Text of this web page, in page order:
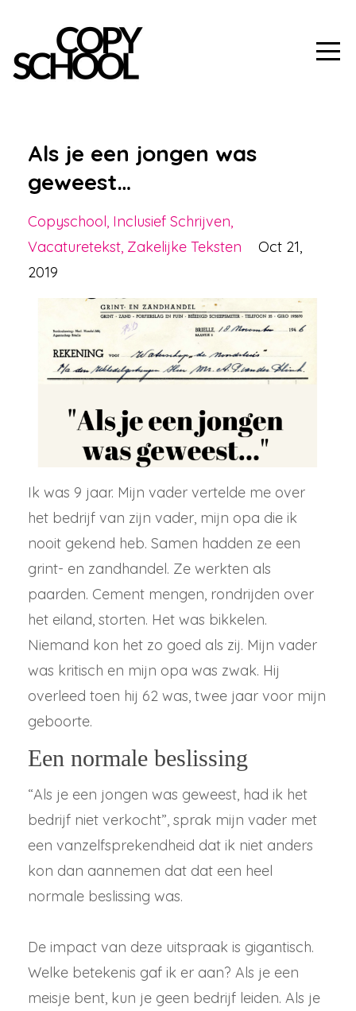
Als je een jongen was
geweest…
Copyschool Inclusief Schrijven
Vacaturetekst Zakelijke Teksten
Oct 21,
2019
Ik was 9 jaar. Mijn vader vertelde me over
het bedrijf van zijn vader, mijn opa die ik
nooit gekend heb. Samen hadden ze een
grint- en zandhandel. Ze werkten als
paarden. Cement mengen, rondrijden over
het eiland, storten. Het was bikkelen.
Niemand kon het zo goed als zij. Mijn vader
was kritisch en mijn opa was zwak. Hij
overleed toen hij 62 was, twee jaar voor mijn
geboorte.
Een normale beslissing
“Als je een jongen was geweest, had ik het
bedrijf niet verkocht”, sprak mijn vader met
een vanzelfsprekendheid dat ik niet anders
kon dan aannemen dat dat een heel
normale beslissing was.
De impact van deze uitspraak is gigantisch.
Welke betekenis gaf ik er aan? Als je een
meisje bent, kun je geen bedrijf leiden. Als je